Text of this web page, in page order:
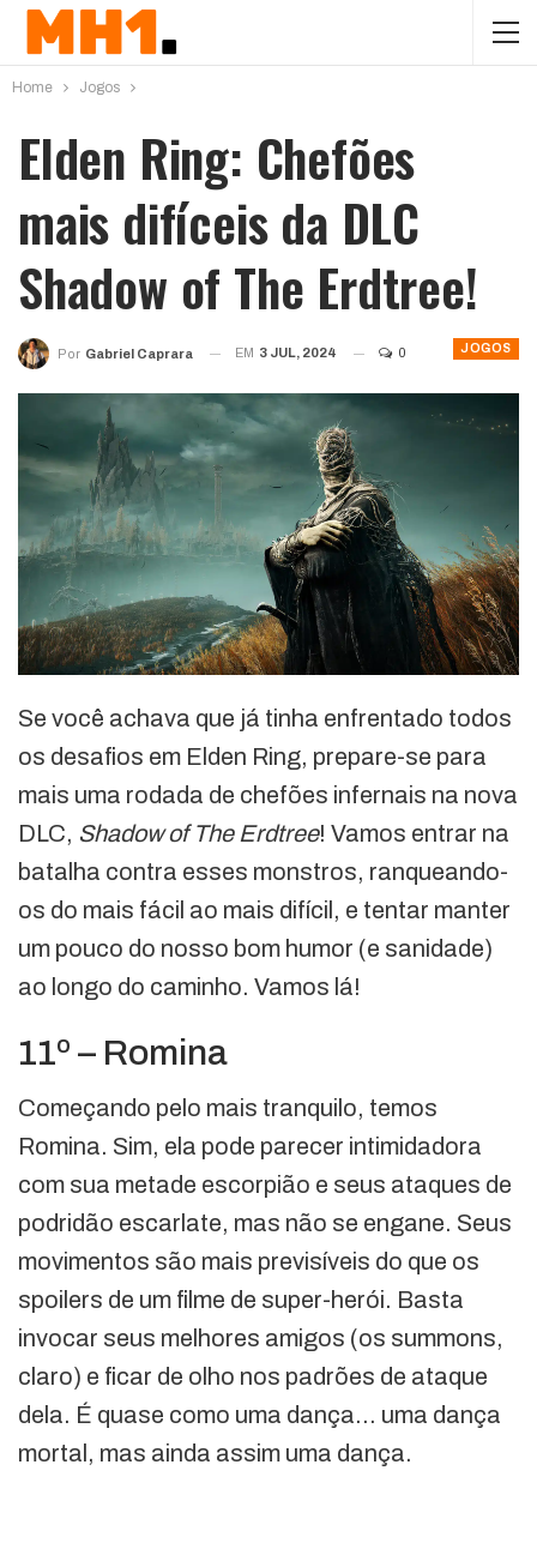
Home Jogos
Elden Ring: Chefões
mais difíceis da DLC
Shadow of The Erdtree!
JOGOS
Por Gabriel Caprara EM 3 JUL, 2024 0
Se você achava que já tinha enfrentado todos
os desafios em Elden Ring, prepare-se para
mais uma rodada de chefões infernais na nova
DLC, Shadow of The Erdtree! Vamos entrar na
batalha contra esses monstros, ranqueando-
os do mais fácil ao mais difícil, e tentar manter
um pouco do nosso bom humor (e sanidade)
ao longo do caminho. Vamos lá!
11º – Romina
Começando pelo mais tranquilo, temos
Romina. Sim, ela pode parecer intimidadora
com sua metade escorpião e seus ataques de
podridão escarlate, mas não se engane. Seus
movimentos são mais previsíveis do que os
spoilers de um filme de super-herói. Basta
invocar seus melhores amigos (os summons,
claro) e ficar de olho nos padrões de ataque
dela. É quase como uma dança… uma dança
mortal, mas ainda assim uma dança.